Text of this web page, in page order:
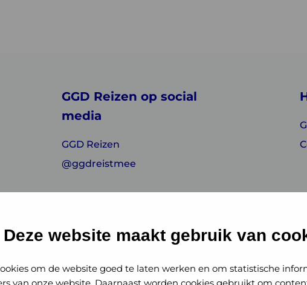
Deze website maakt gebruik van
om de website goed te laten werken en om statistische
van onze website. Daarnaast worden cookies gebruikt om
GGD Reizen op social
media
GGD Reizen
@ggdreistmee